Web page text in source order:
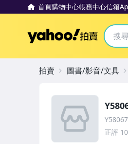
首頁購物中心帳務中心信箱
Yahoo
正評
拍賣 圖書/影音/文具